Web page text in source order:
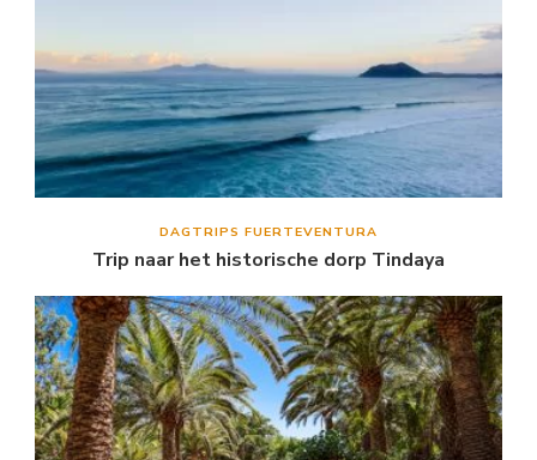
DAGTRIPS FUERTEVENTURA
Trip naar het historische dorp Tindaya